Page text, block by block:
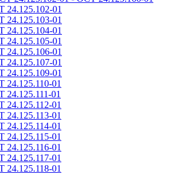
24.125.102-01
24.125.103-01
24.125.104-01
24.125.105-01
24.125.106-01
24.125.107-01
24.125.109-01
24.125.110-01
24.125.111-01
24.125.112-01
24.125.113-01
24.125.114-01
24.125.115-01
24.125.116-01
24.125.117-01
24.125.118-01